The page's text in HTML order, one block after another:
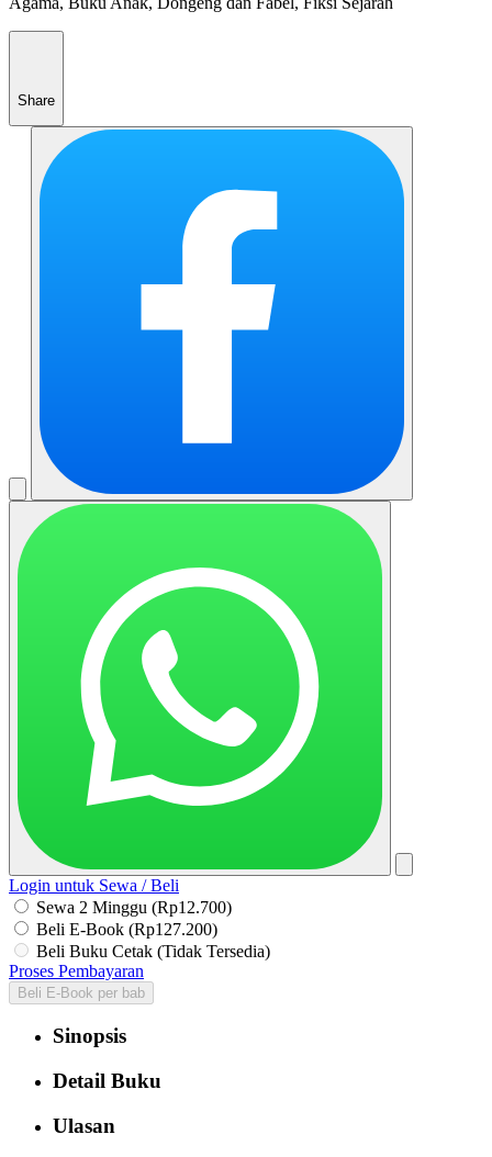
Share
Login untuk Sewa / Beli
Sewa 2 Minggu (Rp12.700)
Beli E-Book (Rp127.200)
Beli Buku Cetak (Tidak Tersedia)
Proses Pembayaran
Beli E-Book per bab
Sinopsis
Detail Buku
Ulasan